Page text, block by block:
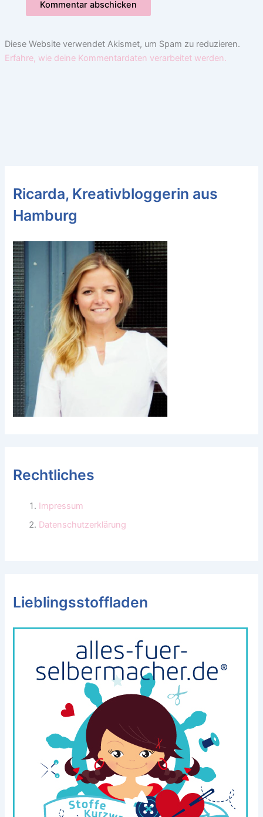
Diese Website verwendet Akismet, um Spam zu reduzieren.
Erfahre, wie deine Kommentardaten verarbeitet werden.
Ricarda, Kreativbloggerin aus
Hamburg
Rechtliches
Impressum
Datenschutzerklärung
Lieblingsstoffladen